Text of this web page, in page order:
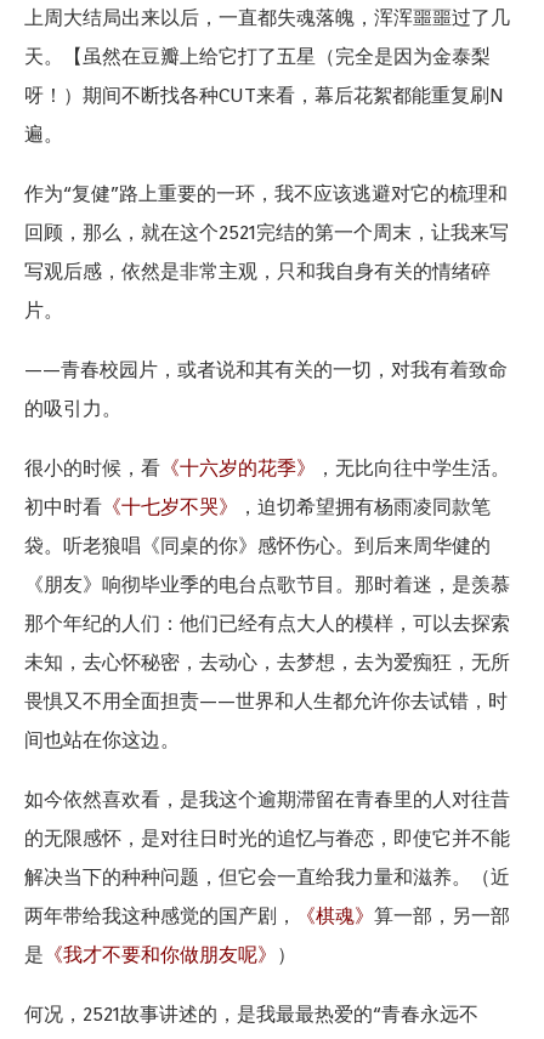
上周大结局出来以后，一直都失魂落魄，浑浑噩噩过了几
天。【虽然在豆瓣上给它打了五星（完全是因为金泰梨
呀！）期间不断找各种CUT来看，幕后花絮都能重复刷N
遍。
作为“复健”路上重要的一环，我不应该逃避对它的梳理和
回顾，那么，就在这个2521完结的第一个周末，让我来写
写观后感，依然是非常主观，只和我自身有关的情绪碎
片。
——青春校园片，或者说和其有关的一切，对我有着致命
的吸引力。
很小的时候，看 《十六岁的花季》
，无比向往中学生活。
初中时看 《十七岁不哭》
，迫切希望拥有杨雨凌同款笔
袋。听老狼唱《同桌的你》感怀伤心。到后来周华健的
《朋友》响彻毕业季的电台点歌节目。那时着迷，是羡慕
那个年纪的人们：他们已经有点大人的模样，可以去探索
未知，去心怀秘密，去动心，去梦想，去为爱痴狂，无所
畏惧又不用全面担责——世界和人生都允许你去试错，时
间也站在你这边。
如今依然喜欢看，是我这个逾期滞留在青春里的人对往昔
的无限感怀，是对往日时光的追忆与眷恋，即使它并不能
解决当下的种种问题，但它会一直给我力量和滋养。（近
两年带给我这种感觉的国产剧，
《棋魂》 算一部，另一部
是 《我才不要和你做朋友呢》 ）
何况，2521故事讲述的，是我最最热爱的“青春永远不